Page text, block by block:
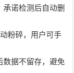
诺检测后自动删
粉碎，用户可手
数据不留存，避免